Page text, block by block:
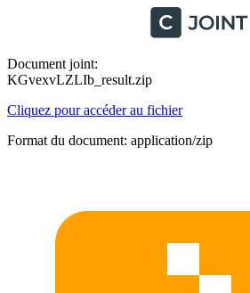
Document joint:
KGvexvLZLIb_result.zip
Cliquez pour accéder au fichier
Format du document: application/zip